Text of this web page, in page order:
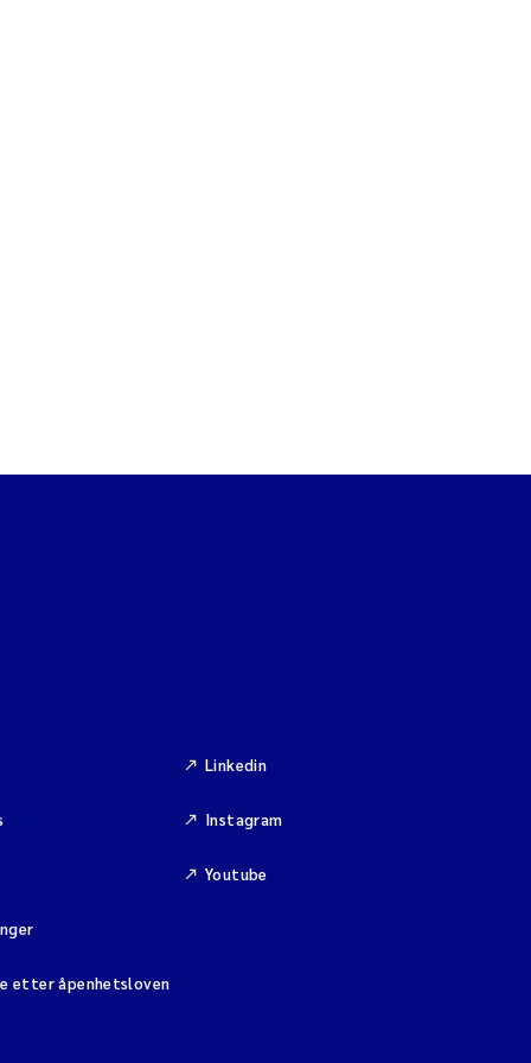
etter åpenhetsloven
Linkedin
Instagram
Youtube